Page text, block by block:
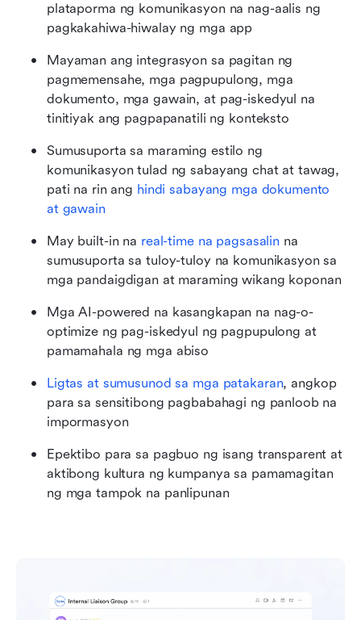
plataporma ng komunikasyon na nag-aalis ng
pagkakahiwa-hiwalay ng mga app
Mayaman ang integrasyon sa pagitan ng
pagmemensahe, mga pagpupulong, mga
dokumento, mga gawain, at pag-iskedyul na
tinitiyak ang pagpapanatili ng konteksto
Sumusuporta sa maraming estilo ng
komunikasyon tulad ng sabayang chat at tawag,
pati na rin ang hindi sabayang mga dokumento
at gawain
May built-in na real-time na pagsasalin na
sumusuporta sa tuloy-tuloy na komunikasyon sa
mga pandaigdigan at maraming wikang koponan
Mga AI-powered na kasangkapan na nag-o-
optimize ng pag-iskedyul ng pagpupulong at
pamamahala ng mga abiso
Ligtas at sumusunod sa mga patakaran, angkop
para sa sensitibong pagbabahagi ng panloob na
impormasyon
Epektibo para sa pagbuo ng isang transparent at
aktibong kultura ng kumpanya sa pamamagitan
ng mga tampok na panlipunan